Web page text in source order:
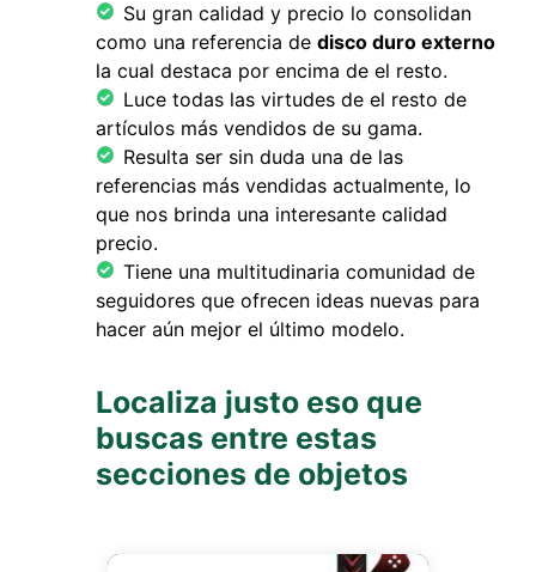
Su gran calidad y precio lo consolidan
como una referencia de disco duro externo
la cual destaca por encima de el resto.
Luce todas las virtudes de el resto de
artículos más vendidos de su gama.
Resulta ser sin duda una de las
referencias más vendidas actualmente, lo
que nos brinda una interesante calidad
precio.
Tiene una multitudinaria comunidad de
seguidores que ofrecen ideas nuevas para
hacer aún mejor el último modelo.
Localiza justo eso que
buscas entre estas
secciones de objetos